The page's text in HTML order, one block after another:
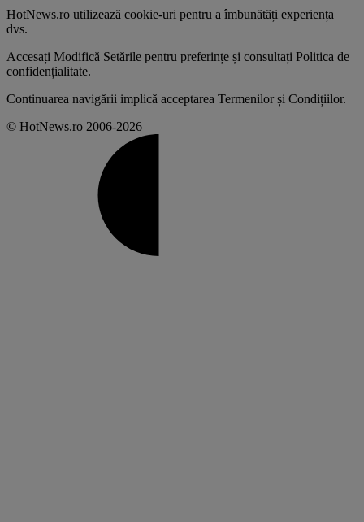
HotNews.ro utilizează cookie-uri pentru a îmbunătăți experiența
dvs.
Accesați Modifică Setările pentru preferințe și consultați Politica de
confidențialitate.
Continuarea navigării implică acceptarea Termenilor și Condițiilor.
© HotNews.ro 2006-2026